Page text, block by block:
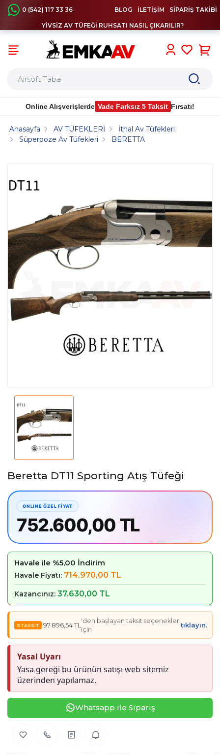
0 (542) 117 33 36 BLOG İLETİŞİM SİPARİŞ TAKİBİ
YİVSİZ AV TÜFEĞİ RUHSATI NASIL ÇIKARILIR?
Online Alışverişlerde Vade Farksız 5 Taksit Fırsatı!
Anasayfa AV TÜFEKLERİ
İthal Av Tüfekleri
Süperpoze Av Tüfekleri
BERETTA
Beretta DT11 Sporting Atış Tüfeği
752.600,00 TL
Havale ile %5,00 İndirim
Havale Fiyatı: 714.970,00 TL
Kazancınız: 37.630,00 TL
97.896,54 TL
'den başlayan taksit seçenekleri
için
tıklayın.
Yasal Uyarı
Yasa gereği bu ürünün satışı web sitemiz
üzerinden yapılamaz.
Whatsapp ile Sipariş